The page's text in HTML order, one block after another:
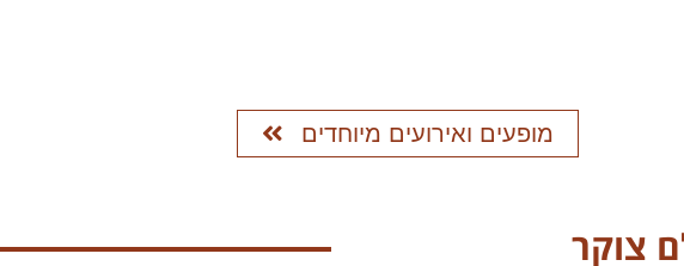
מופעים ואירועים מיוחדים
צוקר